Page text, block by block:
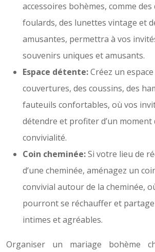
accessoires bohèmes, comme des
foulards, des lunettes vintage et
amusantes, permettra à vos
souvenirs uniques et amusants.
Espace détente:Créez un
couvertures, des coussins, des
fauteuils confortables, où vos
détendre et profiter d’un moment
convivialité.
Coin cheminée:Si votre lieu de
d’une cheminée, aménagez un
convivial autour de la cheminée,
pourront se réchauffer et
intimes et agréables.
Organiser un mariage bohème